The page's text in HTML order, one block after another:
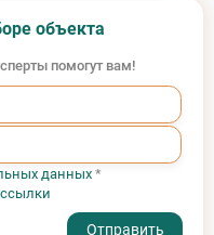
объекта
помогут вам!
данных *